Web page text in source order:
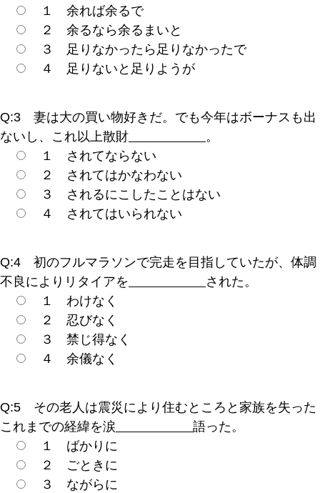
１ 余れば余るで
２ 余るなら余るまいと
３ 足りなかったら足りなかったで
４ 足りないと足りようが
Q:3 妻は大の買い物好きだ。でも今年はボーナスも出
ないし、これ以上散財
。
１ されてならない
２ されてはかなわない
３ されるにこしたことはない
４ されてはいられない
Q:4 初のフルマラソンで完走を目指していたが、体調
不良によりリタイアを
された。
１ わけなく
２ 忍びなく
３ 禁じ得なく
４ 余儀なく
Q:5 その老人は震災により住むところと家族を失った
これまでの経緯を涙
語った。
１ ばかりに
２ ごときに
３ ながらに